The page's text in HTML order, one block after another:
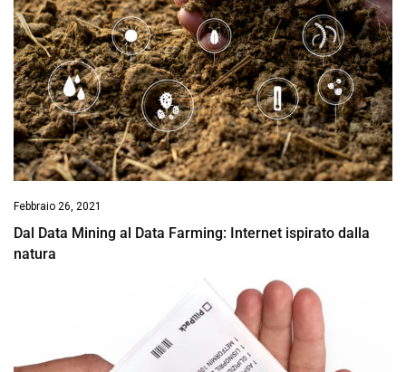
Febbraio 26, 2021
Dal Data Mining al Data Farming: Internet ispirato dalla
natura